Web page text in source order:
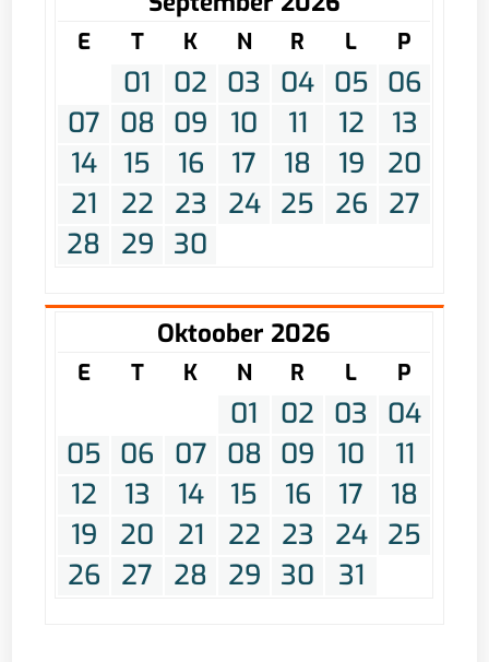
E T K N R L P
01 02 03 04 05 06
07
08 09 10 11 12
13
14
15 16 17 18 19
20
21
22 23 24 25 26
27
28
29 30
Oktoober 2026
E T K N R L P
01 02 03
04
05 06 07 08 09 10
11
12
13 14 15 16 17
18
19
20 21 22 23 24 25
26
27 28 29 30 31